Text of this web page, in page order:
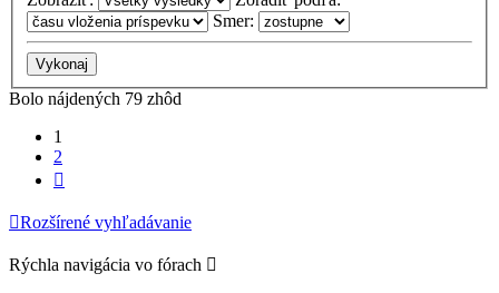
Smer:
Bolo nájdených 79 zhôd
1
2
Rozšírené vyhľadávanie
Rýchla navigácia vo fórach